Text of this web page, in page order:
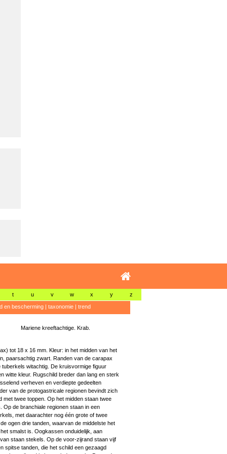
t u v w x y z
en bescherming| taxonomie| trend
Mariene kreeftachtige. Krab.
tot 18 x 16 mm. Kleur: in het midden van het
paarsachtig zwart. Randen van de carapax
tuberkels witachtig. De kruisvormige figuur
witte kleur. Rugschild breder dan lang en sterk
verheven en verdiepte gedeelten
van de protogastricale regionen bevindt zich
met twee toppen. Op het midden staan twee
Op de branchiale regionen staan in een
met daarachter nog één grote of twee
ogen drie tanden, waarvan de middelste het
smalst is. Oogkassen onduidelijk, aan
staan stekels. Op de voor-zijrand staan vijf
spitse tanden, die het schild een gezaagd